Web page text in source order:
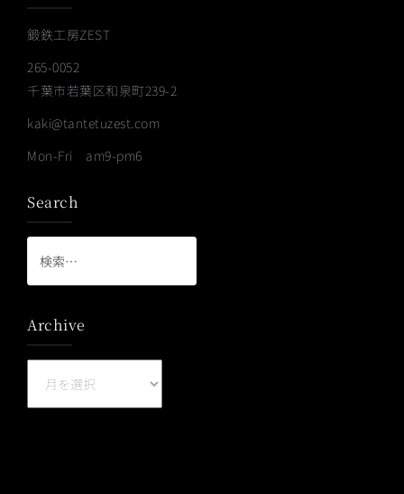
鍛鉄工房ZEST
265-0052
千葉市若葉区和泉町239-2
kaki@tantetuzest.com
Mon-Fri am9-pm6
Search
索:
Archive